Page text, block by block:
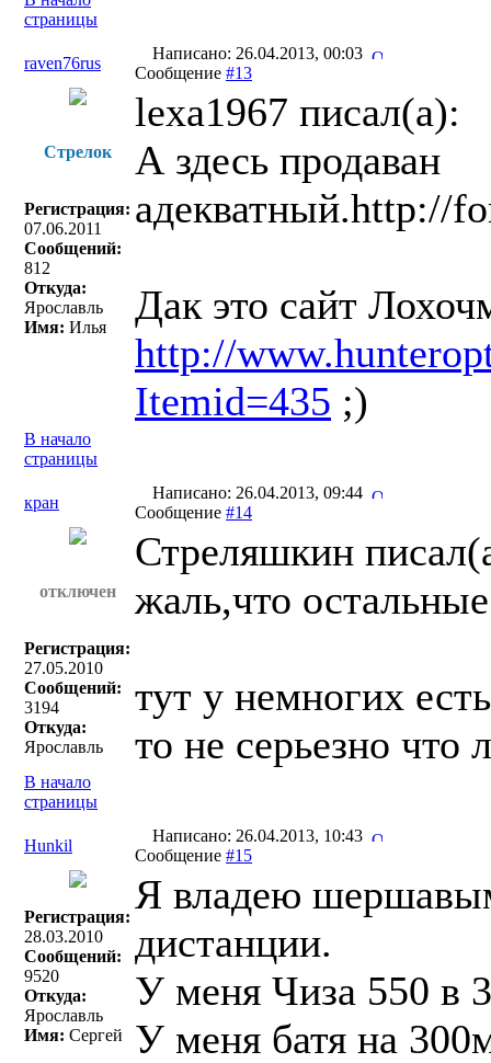
страницы
raven76rus
Написано: 26.04.2013, 00:03
Сообщение #13
Стрелок
Регистрация:
07.06.2011
Сообщений:
812
Откуда:
Ярославль
Имя: Илья
lexa1967 писал(a):
А здесь продаван
адекватный.http://
Дак это сайт
http://
Itemid=435 ;)
В начало
страницы
кран
Написано: 26.04.2013, 09:44
Сообщение #14
отключен
Регистрация:
27.05.2010
Сообщений:
3194
Откуда:
Ярославль
Стреляшкин
жаль,что
тут у немногих
то не серьезно что
В начало
страницы
Hunkil
Написано: 26.04.2013, 10:43
Сообщение #15
Регистрация:
28.03.2010
Сообщений:
9520
Откуда:
Ярославль
Имя: Сергей
Я владею
дистанции.
У меня Чиза 550 в
У меня батя на